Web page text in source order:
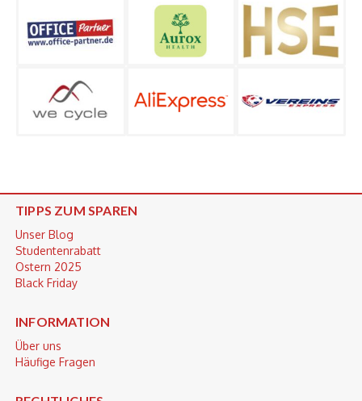
TIPPS ZUM SPAREN
Unser Blog
Studentenrabatt
Ostern 2025
Black Friday
INFORMATION
Über uns
Häufige Fragen